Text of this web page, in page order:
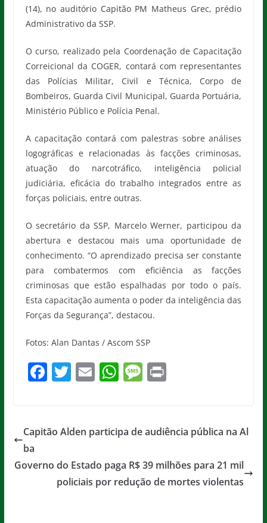
(14), no auditório Capitão PM Matheus Grec, prédio
Administrativo da SSP.
O curso, realizado pela Coordenação de Capacitação
Correicional da COGER, contará com representantes
das Polícias Militar, Civil e Técnica, Corpo de
Bombeiros, Guarda Civil Municipal, Guarda Portuária,
Ministério Público e Polícia Penal.
A capacitação contará com palestras sobre análises
logográficas e relacionadas às facções criminosas,
atuação do narcotráfico, inteligência policial
judiciária, eficácia do trabalho integrados entre as
forças policiais, entre outras.
O secretário da SSP, Marcelo Werner, participou da
abertura e destacou mais uma oportunidade de
conhecimento. “O aprendizado precisa ser constante
para combatermos com eficiência as facções
criminosas que estão espalhadas por todo o país.
Esta capacitação aumenta o poder da inteligência das
Forças da Segurança”, destacou.
Fotos: Alan Dantas / Ascom SSP
F
e
o
o
T
er
E
l
W
s
p
p
M
a
e
Pr
Capitão Alden participa de audiência pública na Al
ba
Governo do Estado paga R$ 39 milhões para 21 mil
policiais por redução de mortes violentas